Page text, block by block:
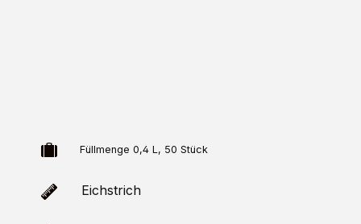
Füllmenge 0,4 L, 50 Stück
Eichstrich